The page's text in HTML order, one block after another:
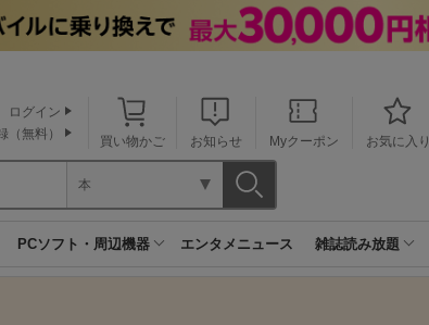
買い物かご お知らせ Myクーポン お気に入り
ログイン
（無料）
本
PCソフト・周辺機器 エンタメニュース 雑誌読み放題